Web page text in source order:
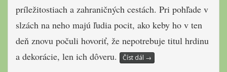
príležitostiach a zahraničných cestách. Pri pohľade v
slzách na neho majú ľudia pocit, ako keby ho v ten
deň znovu počuli hovoriť, že nepotrebuje titul hrdinu
a dekorácie, len ich dôveru.
Číst dál →